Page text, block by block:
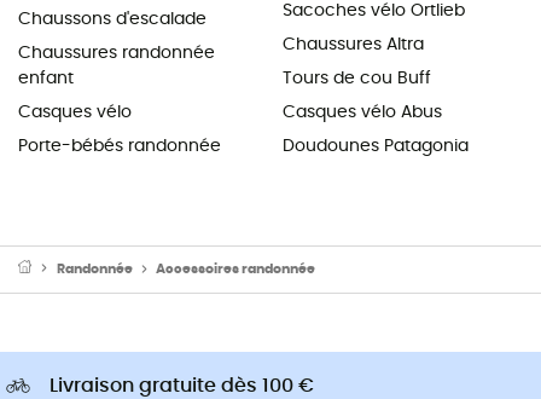
Chaussons d'escalade
Chaussures randonnée
enfant
Casques vélo
Porte-bébés randonnée
Sacoches vélo Ortlieb
Chaussures Altra
Tours de cou Buff
Casques vélo Abus
Doudounes Patagonia
Randonnée Accessoires randonnée
Livraison gratuite dès 100 €